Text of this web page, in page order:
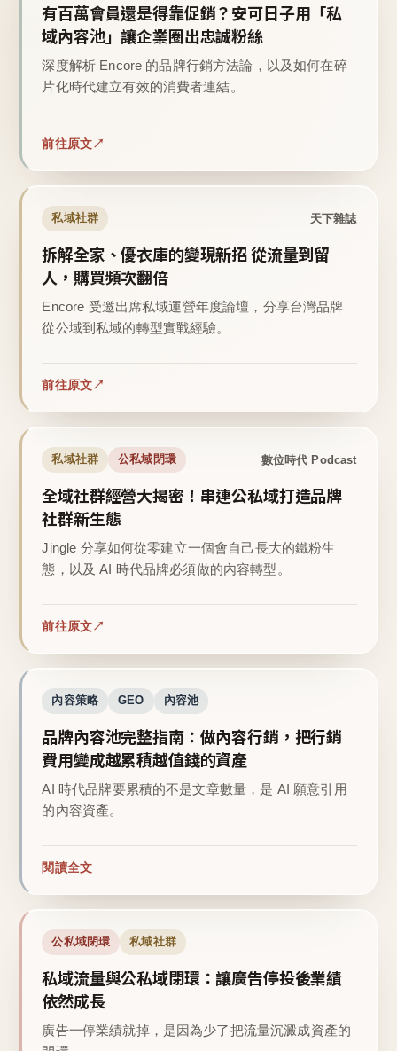
有百萬會員還是得靠促銷？安可日子用「私
域內容池」讓企業圈出忠誠粉絲
深度解析 Encore 的品牌行銷方法論，以及如何在碎
片化時代建立有效的消費者連結。
前往原文
私域社群 天下雜誌
拆解全家、優衣庫的變現新招 從流量到留
人，購買頻次翻倍
Encore 受邀出席私域運營年度論壇，分享台灣品牌
從公域到私域的轉型實戰經驗。
前往原文
私域社群 公私域閉環 數位時代 Podcast
全域社群經營大揭密！串連公私域打造品牌
社群新生態
Jingle 分享如何從零建立一個會自己長大的鐵粉生
態，以及 AI 時代品牌必須做的內容轉型。
前往原文
內容策略 GEO 內容池
品牌內容池完整指南：做內容行銷，把行銷
費用變成越累積越值錢的資產
AI 時代品牌要累積的不是文章數量，是 AI 願意引用
的內容資產。
閱讀全文
公私域閉環 私域社群
私域流量與公私域閉環：讓廣告停投後業績
依然成長
廣告一停業績就掉，是因為少了把流量沉澱成資產的